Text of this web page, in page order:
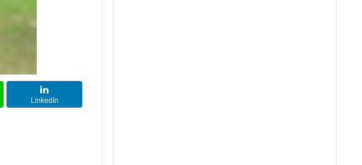
LinkedIn